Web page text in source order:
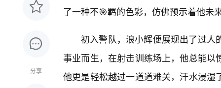
分享
了一种不🎯羁的色彩，仿佛预示着他未
初入警队，浪小辉便展现出了过人
事业而生，在射击训练场上，他总能
他更是轻松越过一道道难关，汗水浸